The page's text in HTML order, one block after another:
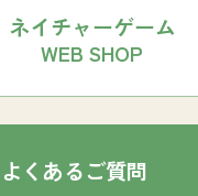
ネイチャーゲーム
WEB SHOP
よくあるご質問